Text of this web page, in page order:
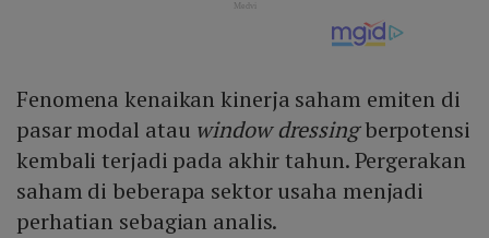
Fenomena kenaikan kinerja saham emiten di
pasar modal atau window dressingberpotensi
kembali terjadi pada akhir tahun. Pergerakan
saham di beberapa sektor usaha menjadi
perhatian sebagian analis.